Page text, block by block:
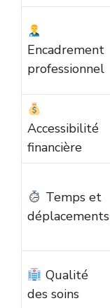
Encadrement
professionnel
Accessibilité
financière
Temps et
déplacements
Qualité
des soins